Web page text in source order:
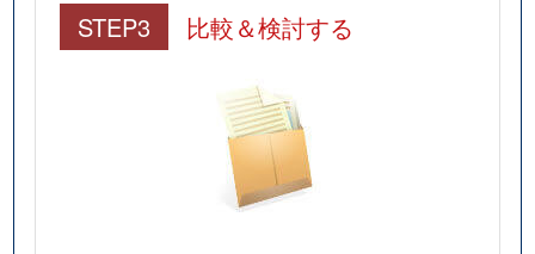
STEP3 比較＆検討する